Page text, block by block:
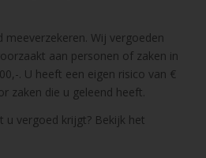
meeverzekeren. Wij vergoeden
aan personen of zaken in
. U heeft een eigen risico van €
zaken die u geleend heeft.
u vergoed krijgt? Bekijk het